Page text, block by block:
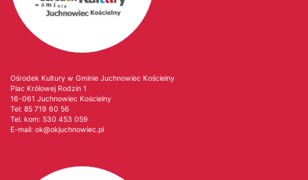
Ośrodek Kultury w Gminie Juchnowiec Kościelny
Plac Królowej Rodzin 1
16-061 Juchnowiec Kościelny
Tel: 85 719 60 56
Tel. kom: 530 453 059
E-mail: ok@okjuchnowiec.pl